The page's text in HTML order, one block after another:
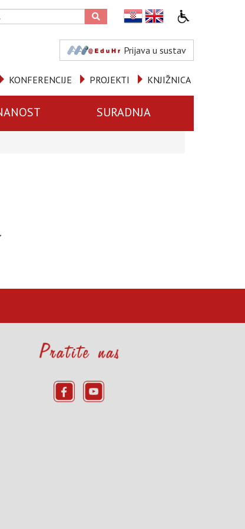
Prijava u sustav
KNJIŽNICA
PROJEKTI
KONFERENCIJE
SURADNJA